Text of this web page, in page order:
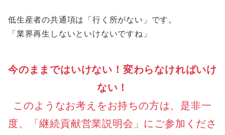
低生産者の共通項は「行く所がない」です。
「業界再生しないといけないですね」
今のままではいけない！変わらなければいけ
ない！
このようなお考えをお持ちの方は、是非一
度、「継続貢献営業説明会」にご参加くださ